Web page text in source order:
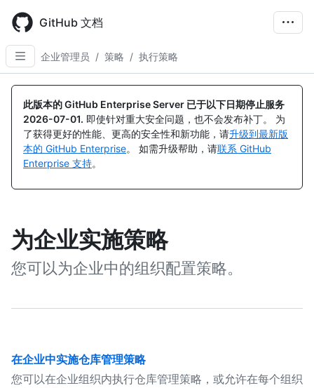
main
content
GitHub 文档
企业管理员 / 策略 / 执行策略
此版本的 GitHub Enterprise Server 已于以下日期停止服务
2026-07-01. 即使针对重大安全问题，也不会发布补丁。 为
了获得更好的性能、更高的安全性和新功能，请升级到最新版
本的 GitHub Enterprise。 如需升级帮助，请联系 GitHub
Enterprise 支持。
为企业实施策略
您可以为企业中的组织配置策略。
在企业中实施仓库管理策略
您可以在企业组织内执行仓库管理策略，或允许在每个组织